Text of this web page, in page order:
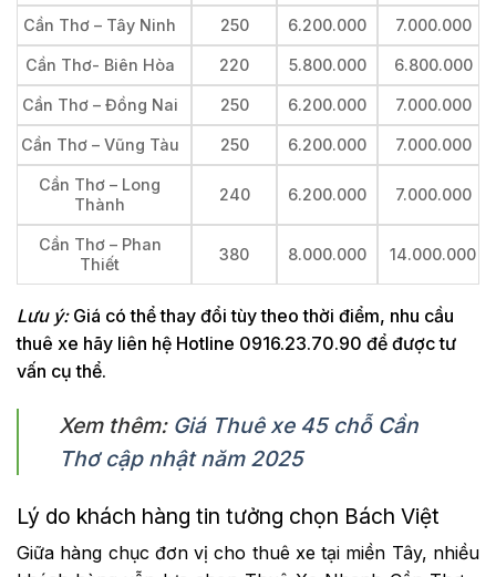
Cần Thơ – Tây Ninh 250 6.200.000 7.000.000
Cần Thơ- Biên Hòa 220 5.800.000 6.800.000
Cần Thơ – Đồng Nai 250 6.200.000 7.000.000
Cần Thơ – Vũng Tàu 250 6.200.000 7.000.000
Cần Thơ – Long
Thành
240 6.200.000 7.000.000
Cần Thơ – Phan
Thiết
380 8.000.000 14.000.000
Lưu ý:Giá có thể thay đổi tùy theo thời điểm, nhu cầu
thuê xe hãy liên hệ Hotline 0916.23.70.90 để được tư
vấn cụ thể.
Xem thêm: Giá Thuê xe 45 chỗ Cần
Thơ cập nhật năm 2025
Lý do khách hàng tin tưởng chọn Bách Việt
Giữa hàng chục đơn vị cho thuê xe tại miền Tây, nhiều